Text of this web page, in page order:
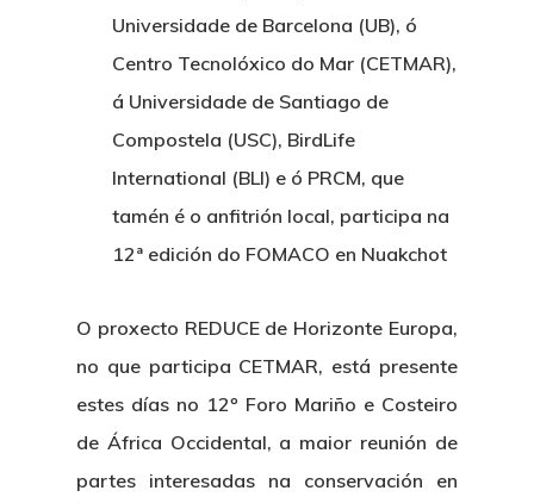
Universidade de Barcelona (UB), ó
Centro Tecnolóxico do Mar (CETMAR),
á Universidade de Santiago de
Compostela (USC), BirdLife
International (BLI) e ó PRCM, que
tamén é o anfitrión local, participa na
12ª edición do FOMACO en Nuakchot
O proxecto REDUCE de Horizonte Europa,
no que participa CETMAR, está presente
estes días no 12º Foro Mariño e Costeiro
de África Occidental, a maior reunión de
partes interesadas na conservación en